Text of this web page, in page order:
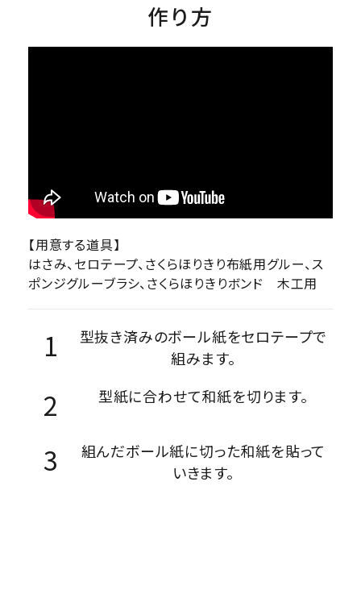
作り方
【用意する道具】
はさみ、セロテープ、さくらほりきり布紙用グルー、ス
ポンジグルーブラシ、さくらほりきりボンド 木工用
型抜き済みのボール紙をセロテープで
組みます。
型紙に合わせて和紙を切ります。
組んだボール紙に切った和紙を貼って
いきます。